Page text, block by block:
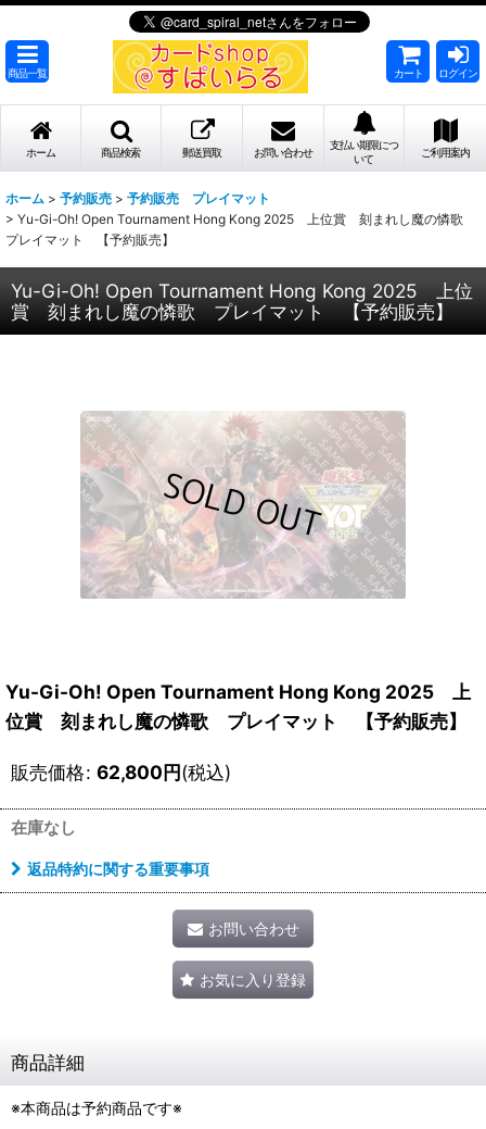
商品一覧 カート ログイン
ホーム 商品検索 郵送買取 お問い合わせ
支払い期限につ
いて
ご利用案内
ホーム > 予約販売 > 予約販売 プレイマット
> Yu-Gi-Oh! Open Tournament Hong Kong 2025 上位賞 刻まれし魔の憐歌
プレイマット 【予約販売】
Yu-Gi-Oh! Open Tournament Hong Kong 2025 上位
賞 刻まれし魔の憐歌 プレイマット 【予約販売】
Yu-Gi-Oh! Open Tournament Hong Kong 2025 上
位賞 刻まれし魔の憐歌 プレイマット 【予約販売】
販売価格: 62,800円(税込)
在庫なし
返品特約に関する重要事項
お問い合わせ
お気に入り登録
商品詳細
※本商品は予約商品です※